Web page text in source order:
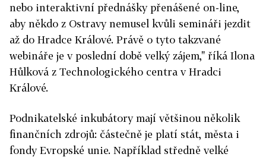
nebo interaktivní přednášky přenášené on-line,
aby někdo z Ostravy nemusel kvůli semináři jezdit
až do Hradce Králové. Právě o tyto takzvané
webináře je v poslední době velký zájem," říká Ilona
Hůlková z Technologického centra v Hradci
Králové.
Podnikatelské inkubátory mají většinou několik
finančních zdrojů: částečně je platí stát, města i
fondy Evropské unie. Například středně velké